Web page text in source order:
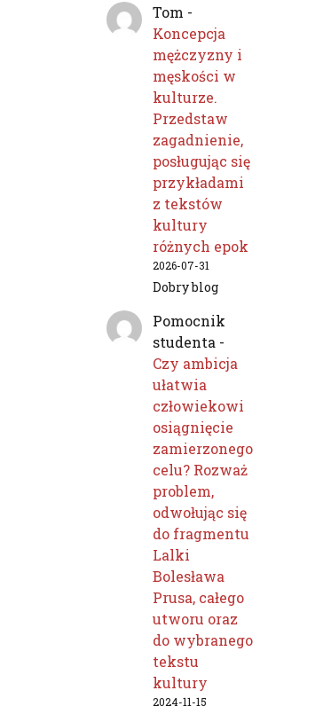
Tom -
Koncepcja
mężczyzny i
męskości w
kulturze.
Przedstaw
zagadnienie,
posługując się
przykładami
z tekstów
kultury
różnych epok
2026-07-31
Dobry blog
Pomocnik
studenta -
Czy ambicja
ułatwia
człowiekowi
osiągnięcie
zamierzonego
celu? Rozważ
problem,
odwołując się
do fragmentu
Lalki
Bolesława
Prusa, całego
utworu oraz
do wybranego
tekstu
kultury
2024-11-15